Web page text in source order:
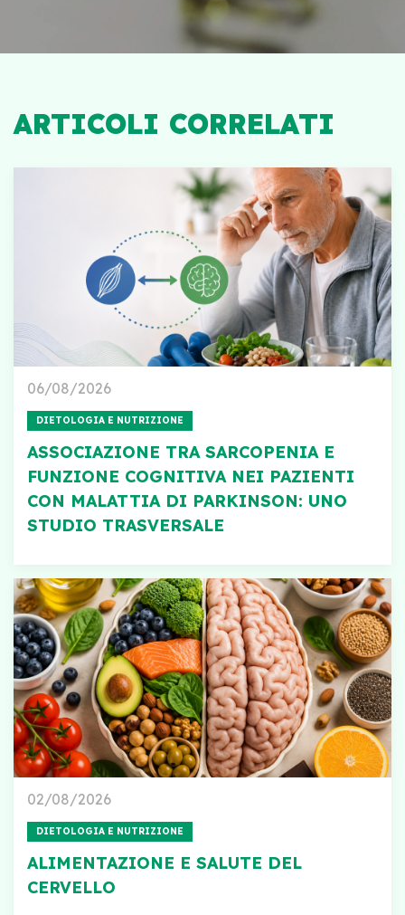
ARTICOLI CORRELATI
06/08/2026
DIETOLOGIA E NUTRIZIONE
ASSOCIAZIONE TRA SARCOPENIA E
FUNZIONE COGNITIVA NEI PAZIENTI
CON MALATTIA DI PARKINSON: UNO
STUDIO TRASVERSALE
02/08/2026
DIETOLOGIA E NUTRIZIONE
ALIMENTAZIONE E SALUTE DEL
CERVELLO